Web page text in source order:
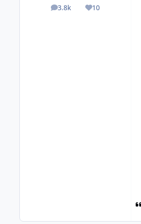
3.8k
posts 10
Reputation